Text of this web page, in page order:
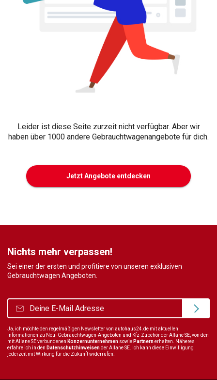
Leider ist diese Seite zurzeit nicht verfügbar. Aber wir
haben über 1000 andere Gebrauchtwagenangebote für dich.
Jetzt Angebote entdecken
Nichts mehr verpassen!
Sei einer der ersten und profitiere von unseren exklusiven
Gebrauchtwagen Angeboten.
Ja, ich möchte den regelmäßigen Newsletter von autohaus24.de mit aktuellen
Informationen zu Neu- Gebrauchtwagen-Angeboten und Kfz-Zubehör der Allane SE, von den
mit Allane SE verbundenen Konzernunternehmen sowie Partnernerhalten. Näheres
erfahre ich in den Datenschutzhinweisender Allane SE. Ich kann diese Einwilligung
jederzeit mit Wirkung für die Zukunft widerrufen.